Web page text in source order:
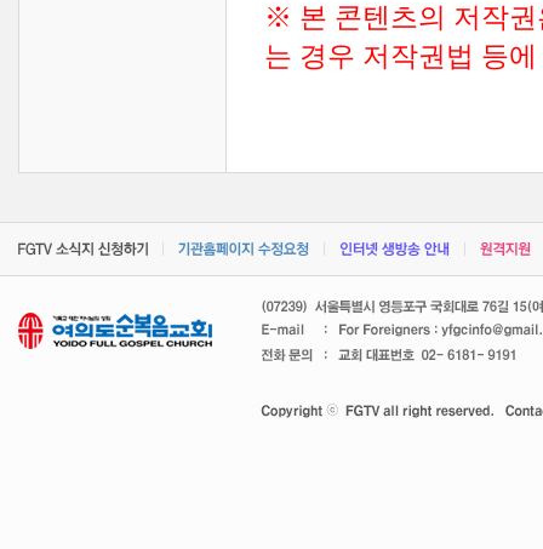
※ 본 콘텐츠의 저작권
는 경우 저작권법 등